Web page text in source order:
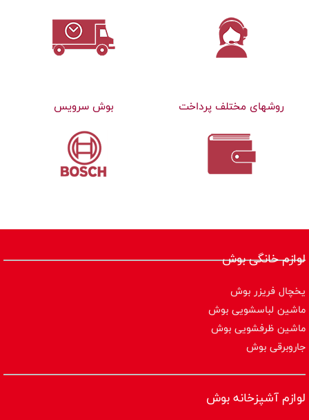
روشهای مختلف پرداخت بوش سرویس
لوازم خانگی بوش
یخچال فریزر بوش
ماشین لباسشویی بوش
ماشین ظرفشویی بوش
جاروبرقی بوش
لوازم آشپزخانه بوش